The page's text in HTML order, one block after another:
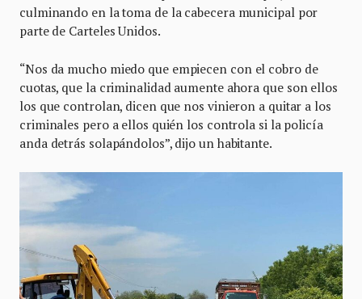
culminando en la toma de la cabecera municipal por
parte de Carteles Unidos.
“Nos da mucho miedo que empiecen con el cobro de
cuotas, que la criminalidad aumente ahora que son ellos
los que controlan, dicen que nos vinieron a quitar a los
criminales pero a ellos quién los controla si la policía
anda detrás solapándolos”, dijo un habitante.